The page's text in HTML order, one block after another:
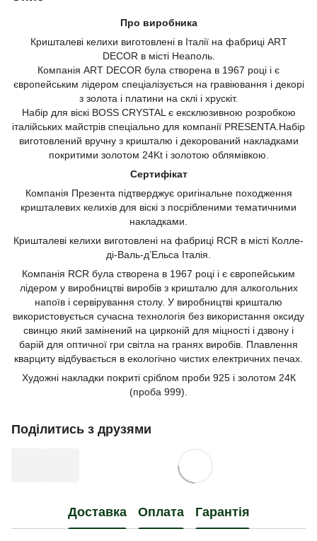
Про виробника
Кришталеві келихи виготовлені в Італії на фабриці ART
DECOR в місті Неаполь.
Компанія ART DECOR була створена в 1967 році і є
європейським лідером спеціалізується на гравіювання і декорі
з золота і платини на склі і хрускіт.
Набір для віскі BOSS CRYSTAL є ексклюзивною розробкою
італійських майстрів спеціально для компанії PRESENTA.Набір
виготовлений вручну з кришталю і декорований накладками
покритими золотом 24Kt і золотою облямівкою.
Сертифікат
Компанія Презента підтверджує оригінальне походження
кришталевих келихів для віскі з посрібленими тематичними
накладками.
Кришталеві келихи виготовлені на фабриці RCR в місті Колле-
ді-Валь-д’Ельса Італія.
Компанія RCR була створена в 1967 році і є європейським
лідером у виробництві виробів з кришталю для алкогольних
напоїв і сервірування столу. У виробництві кришталю
використовується сучасна технологія без використання оксиду
свинцю який замінений на цирконій для міцності і дзвону і
барій для оптичної гри світла на гранях виробів. Плавлення
кварциту відбувається в екологічно чистих електричних печах.
Художні накладки покриті сріблом проби 925 і золотом 24К
(проба 999).
Поділитись з друзями
Доставка Оплата Гарантія